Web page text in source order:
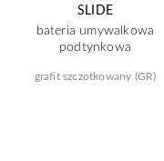
SLIDE
bateria umywalkowa
podtynkowa
grafit szczotkowany (GR)